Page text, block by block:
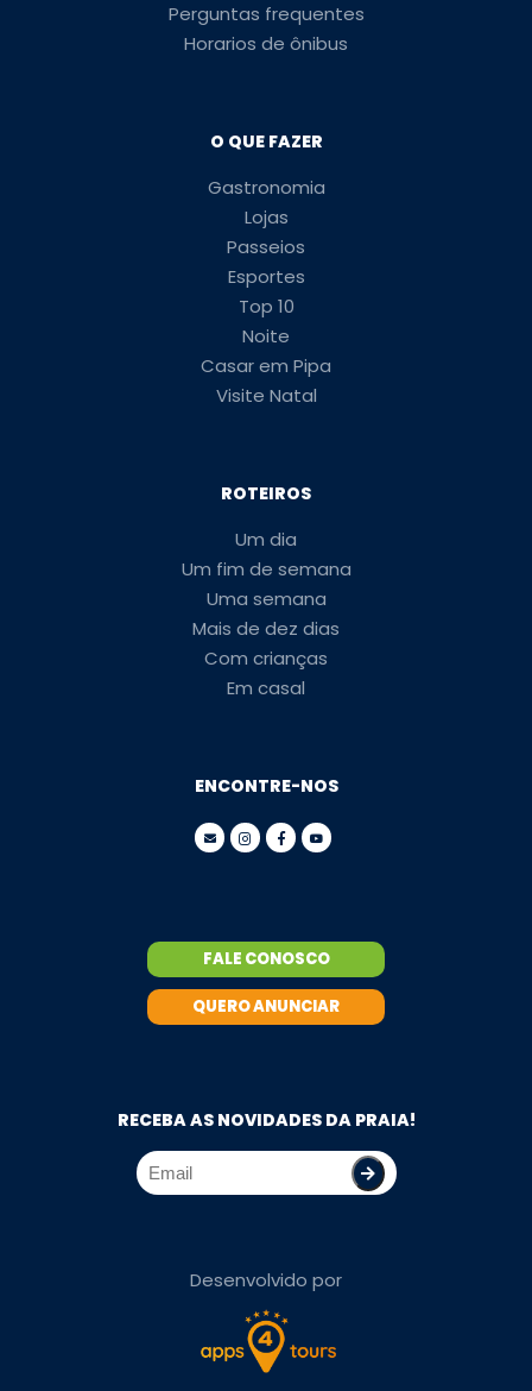
Perguntas frequentes
Horarios de ônibus
O QUE FAZER
Gastronomia
Lojas
Passeios
Esportes
Top 10
Noite
Casar em Pipa
Visite Natal
ROTEIROS
Um dia
Um fim de semana
Uma semana
Mais de dez dias
Com crianças
Em casal
ENCONTRE-NOS
FALE CONOSCO
QUERO ANUNCIAR
RECEBA AS NOVIDADES DA PRAIA!
Desenvolvido por